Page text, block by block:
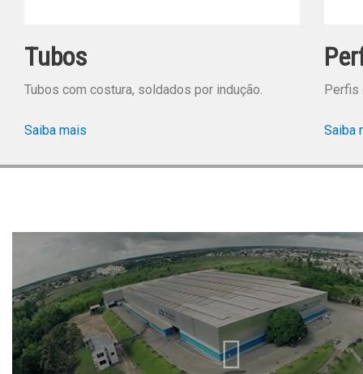
Tubos
Tubos com costura, soldados por indução.
Saiba mais
Perfis
Saiba